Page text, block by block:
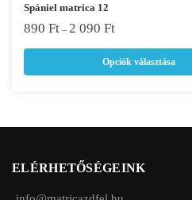
Spániel matrica 12
890 Ft – 2 090 Ft
Opciók választása
Ennek
a
terméknek
ELÉRHETŐSÉGEINK